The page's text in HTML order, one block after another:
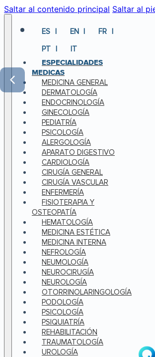
Saltar al contenido principal Saltar al
ES EN
FR
PT
IT
ESPECIALIDADES
MEDICAS
MEDICINA GENERAL
DERMATOLOGÍA
ENDOCRINOLOGÍA
GINECOLOGÍA
PEDIATRÍA
PSICOLOGÍA
ALERGOLOGÍA
APARATO DIGESTIVO
CARDIOLOGÍA
CIRUGÍA GENERAL
CIRUGÍA VASCULAR
ENFERMERÍA
FISIOTERAPIA Y
OSTEOPATÍA
HEMATOLOGÍA
MEDICINA ESTÉTICA
MEDICINA INTERNA
NEFROLOGÍA
NEUMOLOGÍA
NEUROCIRUGÍA
NEUROLOGÍA
OTORRINOLARINGOLOGÍA
PODOLOGÍA
PSICOLOGÍA
PSIQUIATRÍA
REHABILITACIÓN
TRAUMATOLOGÍA
UROLOGÍA